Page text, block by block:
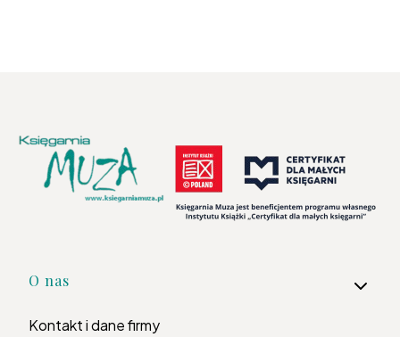
Linki w stopce
O nas
Kontakt i dane firmy